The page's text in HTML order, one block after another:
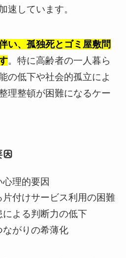
速しています。
い、孤独死とゴミ屋敷問
。特に高齢者の一人暮ら
の低下や社会的孤立によ
理整頓が困難になるケー
因
理的要因
付けサービス利用の困難
よる判断力の低下
がりの希薄化